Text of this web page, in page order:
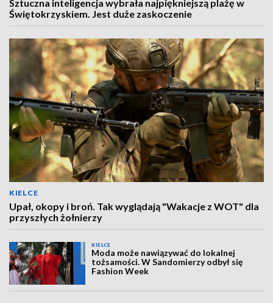
Sztuczna inteligencja wybrała najpiękniejszą plażę w
Świętokrzyskiem. Jest duże zaskoczenie
KIELCE
Upał, okopy i broń. Tak wyglądają "Wakacje z WOT" dla
przyszłych żołnierzy
KIELCE
Moda może nawiązywać do lokalnej
tożsamości. W Sandomierzy odbył się
Fashion Week